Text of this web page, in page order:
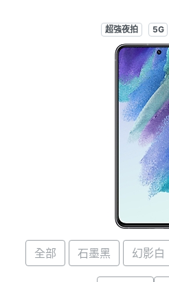
超強夜拍 5G
全部 石墨黑 幻影白